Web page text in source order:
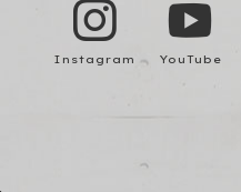
Instagram YouTube